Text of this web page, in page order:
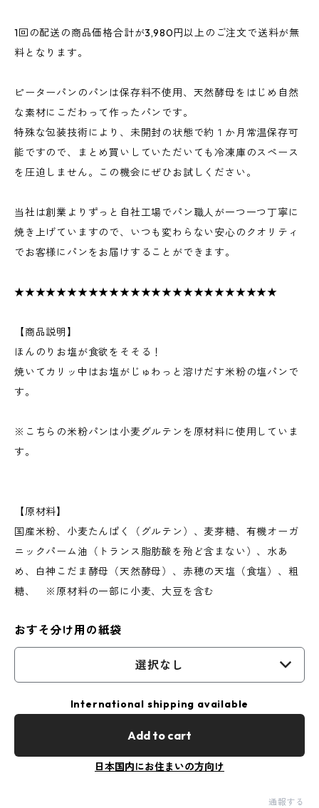
1回の配送の商品価格合計が3,980円以上のご注文で送料が無
料となります。
ピーターパンのパンは保存料不使用、天然酵母をはじめ自然
な素材にこだわって作ったパンです。
特殊な包装技術により、未開封の状態で約１か月常温保存可
能ですので、まとめ買いしていただいても冷凍庫のスペース
を圧迫しません。この機会にぜひお試しください。
当社は創業よりずっと自社工場でパン職人が一つ一つ丁寧に
焼き上げていますので、いつも変わらない安心のクオリティ
でお客様にパンをお届けすることができます。
★★★★★★★★★★★★★★★★★★★★★★★★★
【商品説明】
ほんのりお塩が食欲をそそる！
焼いてカリッ中はお塩がじゅわっと溶けだす米粉の塩パンで
す。
※こちらの米粉パンは小麦グルテンを原材料に使用していま
す。
【原材料】
国産米粉、小麦たんぱく（グルテン）、麦芽糖、有機オーガ
ニックパーム油（トランス脂肪酸を殆ど含まない）、水あ
め、白神こだま酵母（天然酵母）、赤穂の天塩（食塩）、粗
糖、 ※原材料の一部に小麦、大豆を含む
おすそ分け用の紙袋
選択なし
International shipping available
Add to cart
日本国内にお住まいの方向け
通報する